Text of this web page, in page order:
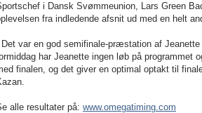
i Dansk Svømmeunion, Lars Green
fra indledende afsnit ud med en helt
var en god semifinale-præstation af
har Jeanette ingen løb på programmet
finalen, og det giver en optimal optakt til
alle resultater på: www.omegatiming.com